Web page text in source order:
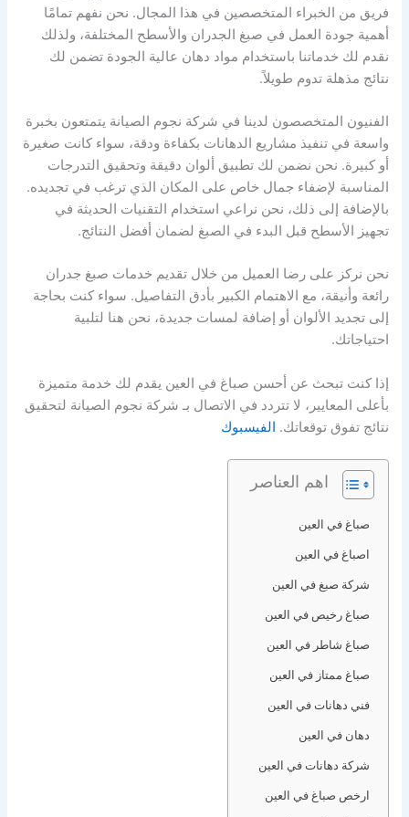
فريق من الخبراء المتخصصين في هذا المجال. نحن نفهم تمامًا
أهمية جودة العمل في صبغ الجدران والأسطح المختلفة، ولذلك
نقدم لك خدماتنا باستخدام مواد دهان عالية الجودة تضمن لك
نتائج مذهلة تدوم طويلاً.
الفنيون المتخصصون لدينا في شركة نجوم الصيانة يتمتعون بخبرة
واسعة في تنفيذ مشاريع الدهانات بكفاءة ودقة، سواء كانت صغيرة
أو كبيرة. نحن نضمن لك تطبيق ألوان دقيقة وتحقيق التدرجات
المناسبة لإضفاء جمال خاص على المكان الذي ترغب في تجديده.
بالإضافة إلى ذلك، نحن نراعي استخدام التقنيات الحديثة في
تجهيز الأسطح قبل البدء في الصبغ لضمان أفضل النتائج.
نحن نركز على رضا العميل من خلال تقديم خدمات صبغ جدران
رائعة وأنيقة، مع الاهتمام الكبير بأدق التفاصيل. سواء كنت بحاجة
إلى تجديد الألوان أو إضافة لمسات جديدة، نحن هنا لتلبية
احتياجاتك.
إذا كنت تبحث عن أحسن صباغ في العين يقدم لك خدمة متميزة
بأعلى المعايير، لا تتردد في الاتصال بـ شركة نجوم الصيانة لتحقيق
نتائج تفوق توقعاتك. الفيسبوك
اهم العناصر
صباغ في العين
اصباغ في العين
شركة صبغ في العين
صباغ رخيص في العين
صباغ شاطر في العين
صباغ ممتاز في العين
فني دهانات في العين
دهان في العين
شركة دهانات في العين
ارخص صباغ في العين